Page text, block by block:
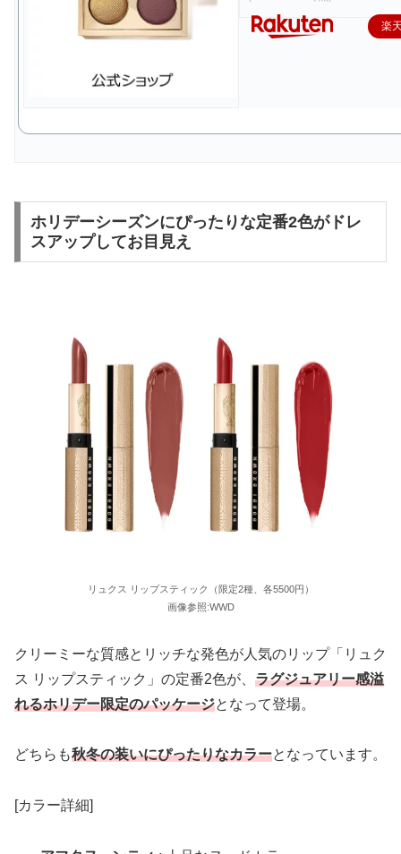
楽
ホリデーシーズンにぴったりな定番2色がドレ
スアップしてお目見え
リュクス リップスティック（限定2種、各5500円）
画像参照:WWD
クリーミーな質感とリッチな発色が人気のリップ「リュク
ス リップスティック」の定番2色が、 ラグジュアリー感溢
れるホリデー限定のパッケージとなって登場。
どちらも秋冬の装いにぴったりなカラーとなっています。
[カラー詳細]